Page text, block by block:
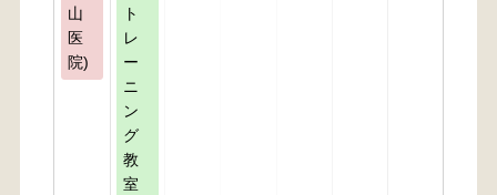
山
医
院)
ト
レ
ー
ニ
ン
グ
教
室